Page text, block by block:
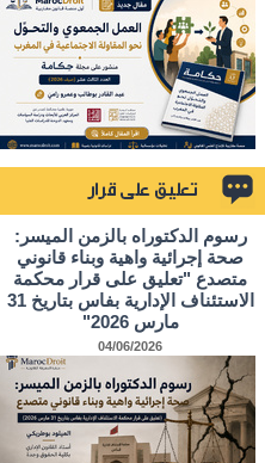
رسوم الدكتوراه بالزمن الميسر:
صحة إجرائية واهية وبناء قانوني
متصدع "تعليق على قرار محكمة
الاستئناف الإدارية بفاس بتاريخ 31
مارس 2026"
04/06/2026